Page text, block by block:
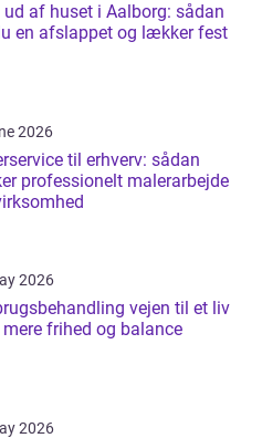
ud af huset i Aalborg: sådan
en afslappet og lækker fest
2026
til erhverv: sådan
professionelt malerarbejde
2026
vejen til et liv
mere frihed og balance
2026